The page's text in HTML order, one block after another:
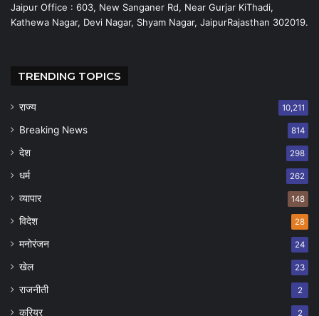
Jaipur Office : 603, New Sanganer Rd, Near Gurjar KiThadi,
Kathewa Nagar, Devi Nagar, Shyam Nagar, JaipurRajasthan 302019.
TRENDING TOPICS
राज्य 10,211
Breaking News 814
देश 298
धर्म 262
व्यापार 148
विदेश 28
मनोरंजन 24
खेल 23
राजनीती 2
करियर 2